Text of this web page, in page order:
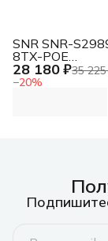
28 180 ₽35
−20%
SNR SNR-
8TX-POE
Управляемый
коммутатор